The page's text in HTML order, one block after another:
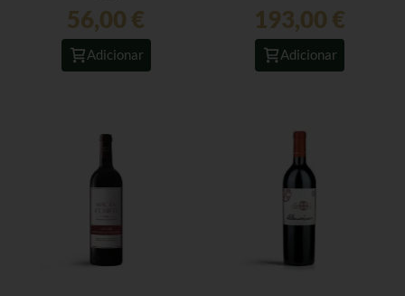
56,00 €
Adicionar
193,00 €
Adicionar